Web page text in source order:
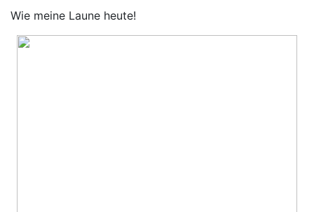
Wie meine Laune heute!